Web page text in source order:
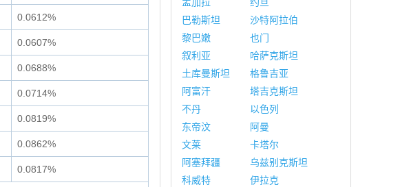
0.0612%
0.0607%
0.0688%
0.0714%
0.0819%
0.0862%
0.0817%
巴勒斯坦
沙特阿拉伯
黎巴嫩
也门
叙利亚
哈萨克斯坦
土库曼斯坦
格鲁吉亚
阿富汗
塔吉克斯坦
不丹
以色列
东帝汶
阿曼
文莱
卡塔尔
阿塞拜疆
乌兹别克斯坦
科威特
伊拉克